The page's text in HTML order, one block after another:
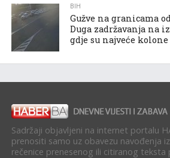
BIH
Gužve na granicama
Duga zadržavanja na
gdje su najveće kolone
Sadržaji objavljeni na internet portalu
prenositi samo uz obavezu navođenja
rečenice prenesenog ili citiranog